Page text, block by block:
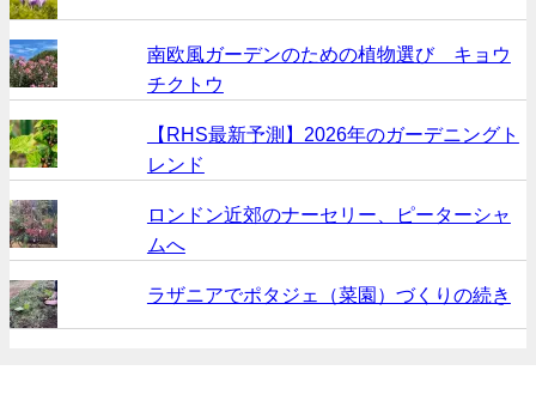
南欧風ガーデンのための植物選び キョウ
チクトウ
【RHS最新予測】2026年のガーデニングト
レンド
ロンドン近郊のナーセリー、ピーターシャ
ムへ
ラザニアでポタジェ（菜園）づくりの続き